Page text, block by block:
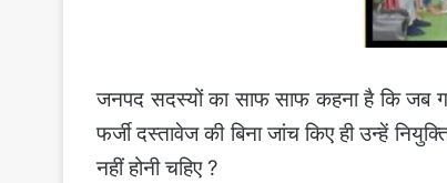
जनपद सदस्यों का साफ साफ कहना है कि जब
फर्जी दस्तावेज की बिना जांच किए ही उन्हें
नहीं होनी चहिए ?